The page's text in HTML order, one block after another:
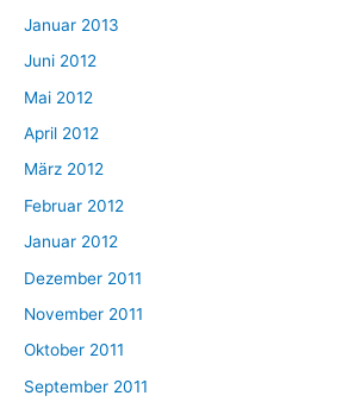
Januar 2013
Juni 2012
Mai 2012
April 2012
März 2012
Februar 2012
Januar 2012
Dezember 2011
November 2011
Oktober 2011
September 2011